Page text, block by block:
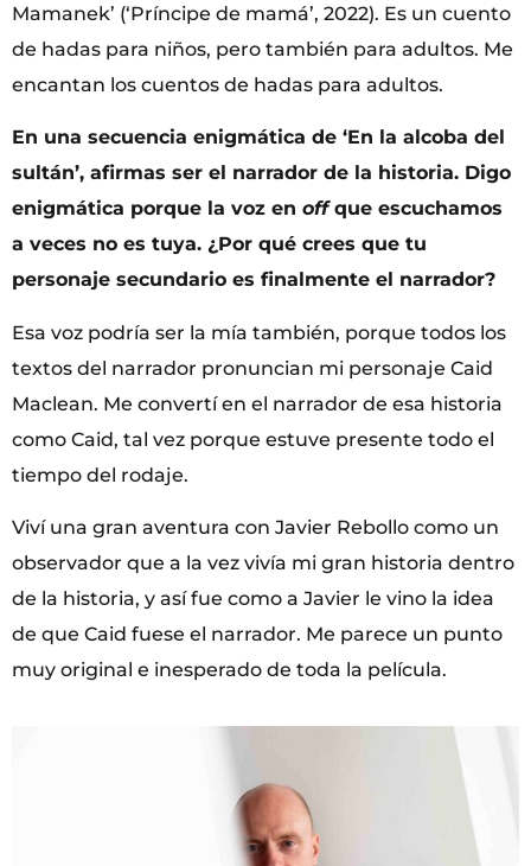
Mamanek’ (‘Príncipe de mamá’, 2022). Es un cuento
de hadas para niños, pero también para adultos. Me
encantan los cuentos de hadas para adultos.
En una secuencia enigmática de ‘En la alcoba del
sultán’, afirmas ser el narrador de la historia. Digo
enigmática porque la voz en offque escuchamos
a veces no es tuya. ¿Por qué crees que tu
personaje secundario es finalmente el narrador?
Esa voz podría ser la mía también, porque todos los
textos del narrador pronuncian mi personaje Caid
Maclean. Me convertí en el narrador de esa historia
como Caid, tal vez porque estuve presente todo el
tiempo del rodaje.
Viví una gran aventura con Javier Rebollo como un
observador que a la vez vivía mi gran historia dentro
de la historia, y así fue como a Javier le vino la idea
de que Caid fuese el narrador. Me parece un punto
muy original e inesperado de toda la película.